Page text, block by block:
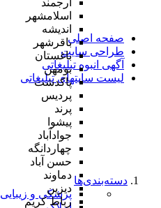
ارجمند
اسلامشهر
اندیشه
باقرشهر
باغستان
بومهن
پاکدشت
پردیس
پرند
پیشوا
جوادآباد
چهاردانگه
حسن آباد
دماوند
دیزین
رباط کریم
صفحه اصلی
طراحی سایت
آگهی انبوه تبلیغاتی
لیست سایتهای تبلیغاتی
دسته‌بندی‌ها
پزشکی و زیبایی